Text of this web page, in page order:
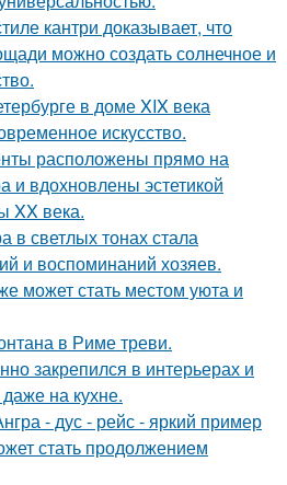
кантри доказывает, что
можно создать солнечное и
в доме XIX века
искусство.
расположены прямо на
и вдохновлены эстетикой
XX века.
в светлых тонах стала
и воспоминаний хозяев.
может стать местом уюта и
в Риме треви.
закрепился в интерьерах и
на кухне.
- дус - рейс - яркий пример
стать продолжением